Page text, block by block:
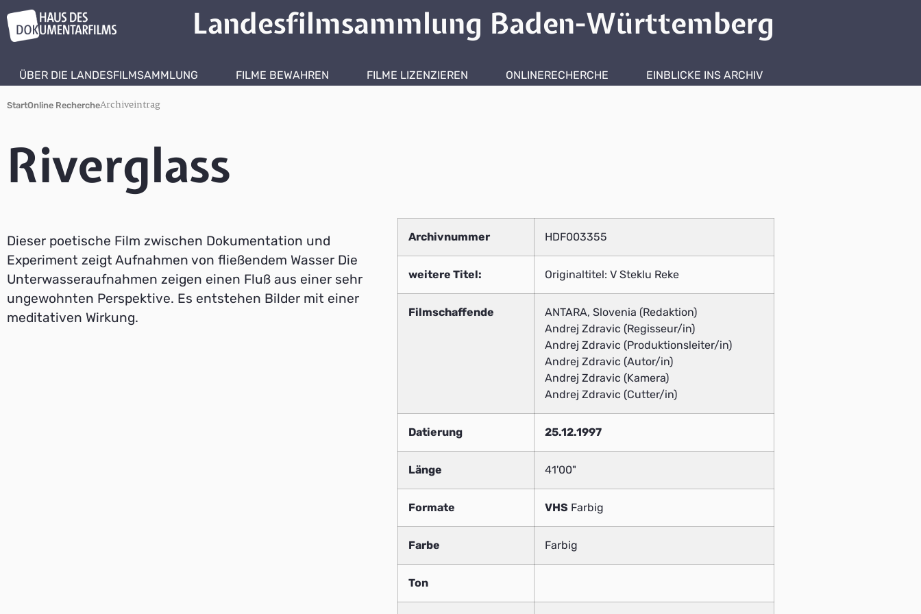
Landesfilmsammlung Baden-Württemberg
ÜBER DIE LANDESFILMSAMMLUNG FILME BEWAHREN FILME LIZENZIEREN ONLINERECHERCHE EINBLICKE INS ARCHIV
StartOnline RechercheArchiveintrag
Riverglass
Dieser poetische Film zwischen Dokumentation und
Experiment zeigt Aufnahmen von fließendem Wasser Die
Unterwasseraufnahmen zeigen einen Fluß aus einer sehr
ungewohnten Perspektive. Es entstehen Bilder mit einer
meditativen Wirkung.
Archivnummer HDF003355
weitere Titel: Originaltitel: V Steklu Reke
Filmschaffende
ANTARA, Slovenia (Redaktion)
Andrej Zdravic (Regisseur/in)
Andrej Zdravic (Produktionsleiter/in)
Andrej Zdravic (Autor/in)
Andrej Zdravic (Kamera)
Andrej Zdravic (Cutter/in)
Datierung 25.12.1997
Länge 41'00"
Formate VHS Farbig
Farbe Farbig
Ton